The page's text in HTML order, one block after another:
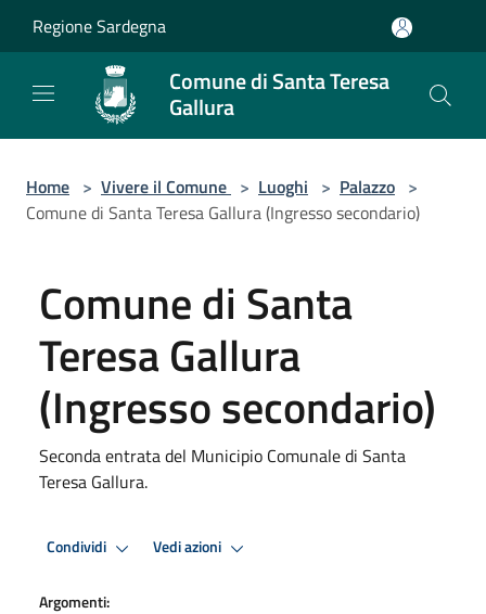
Regione Sardegna
Comune di Santa Teresa
Gallura
Home > Vivere il Comune > Luoghi > Palazzo >
Comune di Santa Teresa Gallura (Ingresso secondario)
Comune di Santa
Teresa Gallura
(Ingresso secondario)
Seconda entrata del Municipio Comunale di Santa
Teresa Gallura.
Condividi Vedi azioni
Argomenti: